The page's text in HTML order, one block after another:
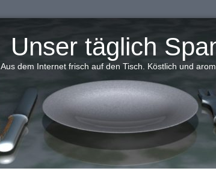
Unser täglich
Aus dem Internet frisch auf den Tisch. Köstlich und